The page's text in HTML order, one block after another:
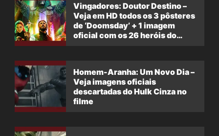
Vingadores: Doutor Destino –
Veja em HD todos os 3 pôsteres
de ‘Doomsday’ + 1 imagem
oficial com os 26 heróis do
Homem-Aranha: Um Novo Dia –
Veja imagens oficiais
descartadas do Hulk Cinza no
filme